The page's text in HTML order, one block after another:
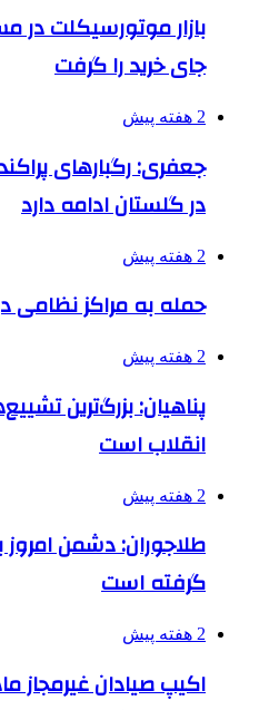
بازار موتورسیکلت در
جای خرید را گرفت
2 هفته پیش
جعفری: رگبارهای
در گلستان ادامه دارد
2 هفته پیش
حمله به مراکز نظامی
2 هفته پیش
پناهیان: بزرگ‌ترین
انقلاب است
2 هفته پیش
طلاجوران: دشمن امروز
گرفته است
2 هفته پیش
اکیپ صیادان غیرمجاز